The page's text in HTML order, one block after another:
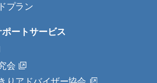
プラン
ートサービス
会